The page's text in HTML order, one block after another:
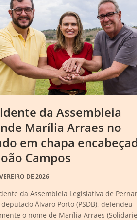
da Assembleia
Marília Arraes no
em chapa
Campos
DE 2026
da Assembleia Legislativa de
Álvaro Porto (PSDB), defendeu
o nome de Marília Arraes